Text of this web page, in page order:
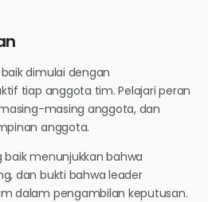
dimulai dengan
tiap anggota tim. Pelajari peran
masing anggota, dan
anggota.
menunjukkan bahwa
dan bukti bahwa leader
dalam pengambilan keputusan.